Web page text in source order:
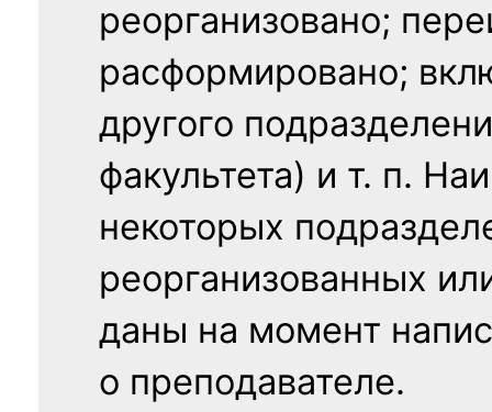
реорганизовано;
расформировано;
другого
факультета) и т. п.
некоторых
реорганизованных
даны на момент
о преподавателе.